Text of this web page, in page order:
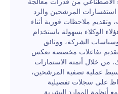
استفسارات المرشحين والرد
وتقديم ملاحظات فورية أثناء
الوكلاء بسهولة باستخدام
الشركة، ووثائق
تفاعلات مخصصة تعكس
خلال أتمتة الاستمارات
عملية تصفية المرشحين،
على سجلات تفصيلية
أنظمة الموارد البشرية